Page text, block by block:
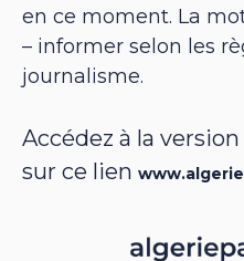
en ce moment. La
– informer selon les
journalisme.
Accédez à la
sur ce lien